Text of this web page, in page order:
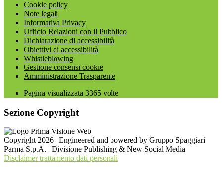
Cookie policy
Note legali
Informativa Privacy
Ufficio Relazioni con il Pubblico
Dichiarazione di accessibilità
Obiettivi di accessibilità
Whistleblowing
Gestione consensi cookie
Amministrazione Trasparente
Pagina visualizzata 3365 volte
Sezione Copyright
Copyright 2026 | Engineered and powered by Gruppo Spaggiari
Parma S.p.A. | Divisione Publishing & New Social Media
Disclaimer trattamento dati personali